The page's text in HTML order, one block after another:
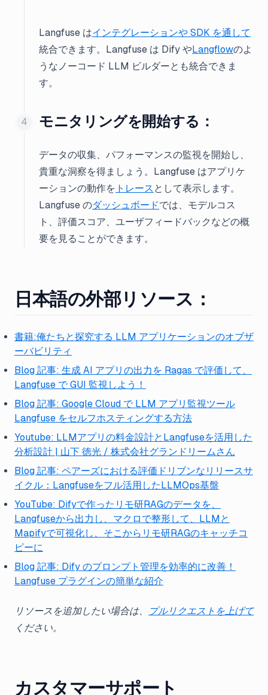
Langfuse はインテグレーションや SDK を通して
統合できます。Langfuse は Dify やLangflowのよ
うなノーコード LLM ビルダーとも統合できま
す。
モニタリングを開始する：
データの収集、パフォーマンスの監視を開始し、
貴重な洞察を得ましょう。Langfuse はアプリケ
ーションの動作を トレース として表示します。
Langfuse のダッシュボードでは、モデルコス
ト、評価スコア、ユーザフィードバックなどの概
要を見ることができます。
日本語の外部リソース ：
書籍:俺たちと探究する LLM アプリケーションのオブザ
ーバビリティ
Blog 記事: 生成 AI アプリの出力を Ragas で評価して、
Langfuse で GUI 監視しよう！
Blog 記事: Google Cloud で LLM アプリ監視ツール
Langfuse をセルフホスティングする方法
Youtube: LLMアプリの料金設計とLangfuseを活用した
分析設計 | 山下 徳光 / 株式会社グランドリームさん
Blog 記事: ペアーズにおける評価ドリブンなリリースサ
イクル：Langfuseをフル活用したLLMOps基盤
YouTube: Difyで作ったリモ研RAGのデータを、
Langfuseから出力し、マクロで整形して、LLMと
Mapifyで可視化し、そこからリモ研RAGのキャッチコ
ピーに
Blog 記事: Dify のプロンプト管理を効率的に改善！
Langfuse プラグインの簡単な紹介
リソースを追加したい場合は、
プルリクエストを上げて
ください。
カスタマーサポート